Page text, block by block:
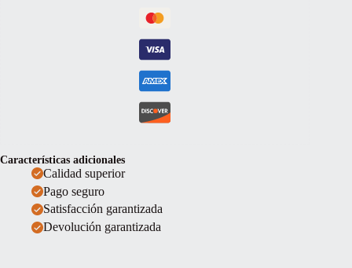
Características adicionales
Calidad superior
Pago seguro
Satisfacción garantizada
Devolución garantizada